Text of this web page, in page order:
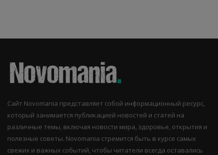
Сайт Novomania представляет собой информационный ресурс,
который занимается публикацией новостей и статей на
различные темы, включая новости мира, здоровье, открытия и
полезные советы. Novomania стремится быть в курсе самых
свежих и важных событий, чтобы читатели всегда оставались